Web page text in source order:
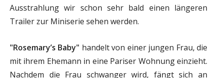
Ausstrahlung wir schon sehr bald einen längeren
Trailer zur Miniserie sehen werden.
"Rosemary’s Baby" handelt von einer jungen Frau, die
mit ihrem Ehemann in eine Pariser Wohnung einzieht.
Nachdem die Frau schwanger wird, fängt sich an